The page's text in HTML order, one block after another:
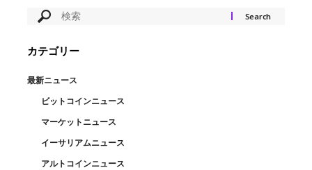
カテゴリー
最新ニュース
ビットコインニュース
マーケットニュース
イーサリアムニュース
アルトコインニュース